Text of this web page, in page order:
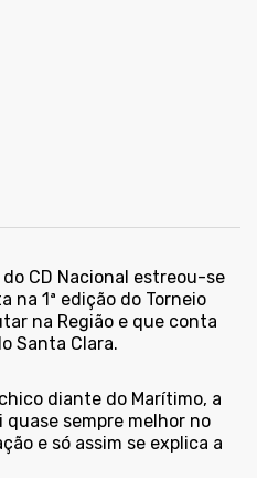
CD Nacional estreou-se
na 1ª edição do Torneio
na Região e que conta
Santa Clara.
diante do Marítimo, a
sempre melhor no
e só assim se explica a